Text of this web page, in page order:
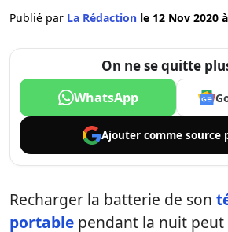
Publié par La Rédaction le 12 Nov 2020
On ne se quitte
WhatsApp
Ajouter comme source
Recharger la batterie de son
portable pendant la nuit